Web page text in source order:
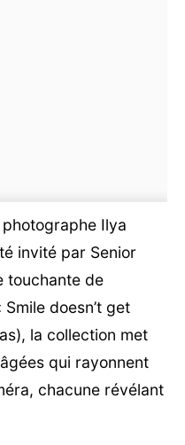
Ilya
invité par Senior
touchante de
doesn’t get
la collection met
qui rayonnent
chacune révélant